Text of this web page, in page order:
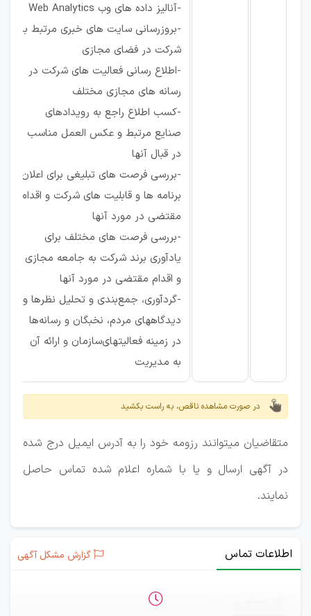
-آنالیز داده های وب Web Analytics
-بروزرسانی سایت های خبری مرتبط با
شرکت در فضای مجازی
-اطلاع رسانی فعالیت های شرکت در
رسانه های مجازی مختلف
-کسب اطلاع راجع به رویدادهای
صنایع مرتبط و عکس العمل مناسب
در قبال آنها
-بررسی فرصت های تبلیغی برای اعلان
برنامه ها و قابلیت های شرکت و اقدام
مقتضی در مورد آنها
-بررسی فرصت های مختلف برای
یادآوری برند شرکت به جامعه مجازی
و اقدام مقتضی در مورد آنها
-گردآوری‌، جمع‌بندی‌ و تحلیل‌ نظرها و
دیدگاههای‌ مردم‌، نخبگان‌ و رسانه‌ها
در زمینه‌ فعالیتهای‌سازمان‌ و ارائه‌ آن‌
به‌ مدیریت‌
در صورت مشاهده ناقص، به راست بکشید
متقاضیان میتوانند رزومه خود را به آدرس ایمیل درج شده
در آگهی ارسال و یا با شماره اعلام شده تماس حاصل
نمایند.
اطلاعات تماس گزارش مشکل آگهی